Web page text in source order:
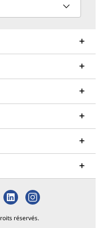
réservés.